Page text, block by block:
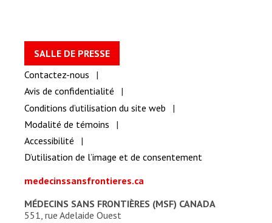
SALLE DE PRESSE
Contactez-nous
Avis de confidentialité
Conditions d’utilisation du site web
Modalité de témoins
Accessibilité
D’utilisation de l’image et de consentement
medecinssansfrontieres.ca
MÉDECINS SANS FRONTIÈRES (MSF) CANADA
551, rue Adelaide Ouest